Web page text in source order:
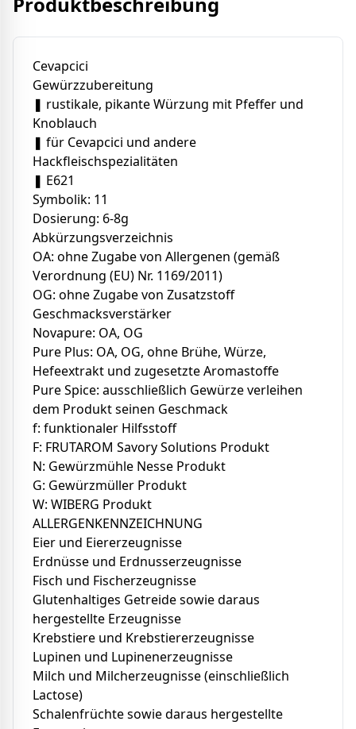
Cevapcici
Gewürzzubereitung
❚ rustikale, pikante Würzung mit Pfeffer und
Knoblauch
❚ für Cevapcici und andere
Hackfleischspezialitäten
❚ E621
Symbolik: 11
Dosierung: 6-8g
Abkürzungsverzeichnis
OA: ohne Zugabe von Allergenen (gemäß
Verordnung (EU) Nr. 1169/2011)
OG: ohne Zugabe von Zusatzstoff
Geschmacksverstärker
Novapure: OA, OG
Pure Plus: OA, OG, ohne Brühe, Würze,
Hefeextrakt und zugesetzte Aromastoffe
Pure Spice: ausschließlich Gewürze verleihen
dem Produkt seinen Geschmack
f: funktionaler Hilfsstoff
F: FRUTAROM Savory Solutions Produkt
N: Gewürzmühle Nesse Produkt
G: Gewürzmüller Produkt
W: WIBERG Produkt
ALLERGENKENNZEICHNUNG
Eier und Eiererzeugnisse
Erdnüsse und Erdnusserzeugnisse
Fisch und Fischerzeugnisse
Glutenhaltiges Getreide sowie daraus
hergestellte Erzeugnisse
Krebstiere und Krebstiererzeugnisse
Lupinen und Lupinenerzeugnisse
Milch und Milcherzeugnisse (einschließlich
Lactose)
Schalenfrüchte sowie daraus hergestellte